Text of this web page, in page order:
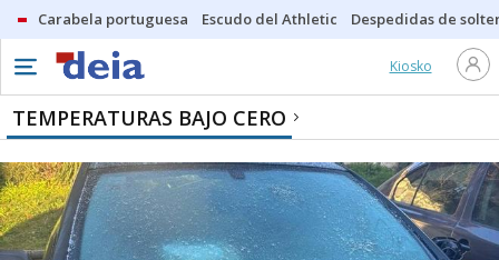
Carabela portuguesa Escudo del Athletic Despedidas de
Kiosko
TEMPERATURAS BAJO CERO